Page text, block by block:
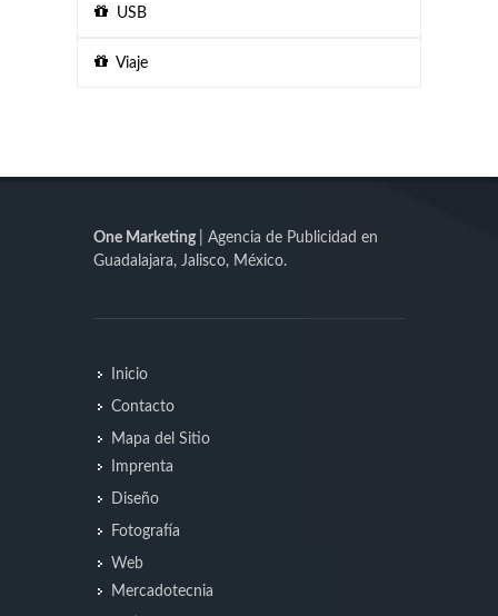
USB
Viaje
One Marketing
| Agencia de Publicidad en
Guadalajara, Jalisco, México.
Inicio
Contacto
Mapa del Sitio
Imprenta
Diseño
Fotografía
Web
Mercadotecnia